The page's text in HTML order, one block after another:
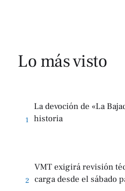
Lo más visto
1
La devoción de «La
historia
2
VMT exigirá revisión
carga desde el sábado